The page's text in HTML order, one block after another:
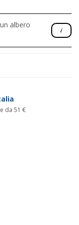
albero
da 51 €